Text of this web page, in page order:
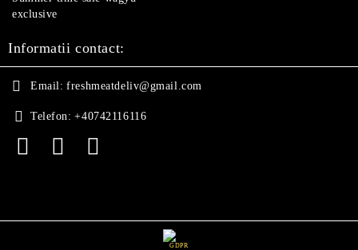
exclusive
Informatii contact:
Email: freshmeatdeliv@gmail.com
Telefon: +40742116116
GDPR